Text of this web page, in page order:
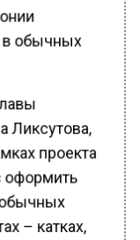
в обычных
Ликсутова,
проекта
оформить
– катках,